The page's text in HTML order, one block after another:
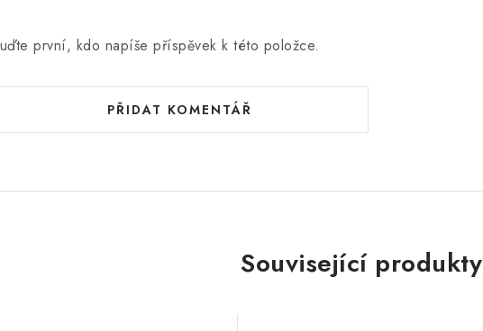
první, kdo napíše příspěvek k této položce.
PŘIDAT KOMENTÁŘ
Související produkty